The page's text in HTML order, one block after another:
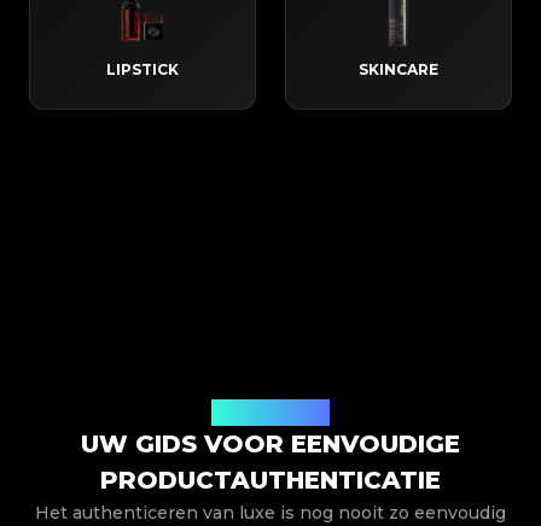
LIPSTICK SKINCARE
UW GIDS VOOR EENVOUDIGE
PRODUCTAUTHENTICATIE
Het authenticeren van luxe is nog nooit zo eenvoudig